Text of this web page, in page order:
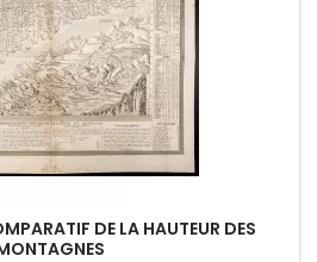
DE LA HAUTEUR DES